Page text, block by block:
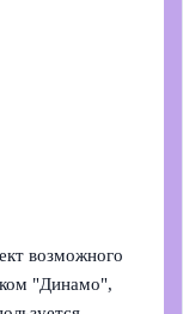
возможного
"Динамо",